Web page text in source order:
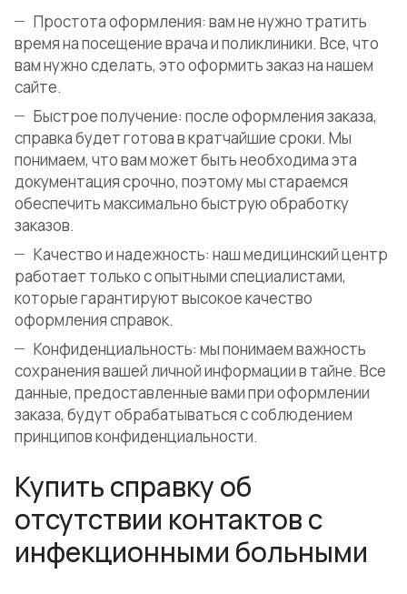
Простота оформления: вам не нужно тратить
время на посещение врача и поликлиники. Все, что
вам нужно сделать, это оформить заказ на нашем
сайте.
Быстрое получение: после оформления заказа,
справка будет готова в кратчайшие сроки. Мы
понимаем, что вам может быть необходима эта
документация срочно, поэтому мы стараемся
обеспечить максимально быструю обработку
заказов.
Качество и надежность: наш медицинский центр
работает только с опытными специалистами,
которые гарантируют высокое качество
оформления справок.
Конфиденциальность: мы понимаем важность
сохранения вашей личной информации в тайне. Все
данные, предоставленные вами при оформлении
заказа, будут обрабатываться с соблюдением
принципов конфиденциальности.
Купить справку об
отсутствии контактов с
инфекционными больными